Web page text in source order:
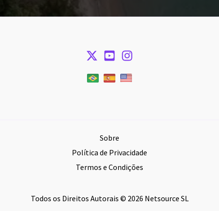
Sobre
Política de Privacidade
Termos e Condições
Todos os Direitos Autorais © 2026 Netsource SL